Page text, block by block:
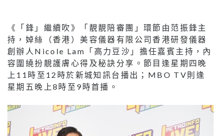
《「鋒」繼續吹》「靚靚陪審團」環節由范振鋒主
持，婥絲（香港）美容儀器有限公司香港研發儀器
創辦人Nicole Lam「高力豆沙」擔任嘉賓主持，內
容圍繞扮靚護膚心得及秘訣分享。節目逢星期四晚
上11時至12時於新城知訊台播出；MBO TV則逢
星期五晚上8時至9時首播。